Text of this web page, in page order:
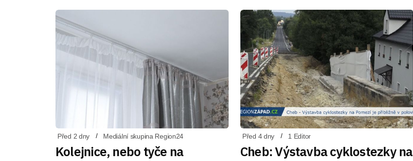
Před 2 dny Mediální skupina Region24
Kolejnice, nebo tyče na
Před 4 dny 1 Editor
Cheb: Výstavba cyklostezky na